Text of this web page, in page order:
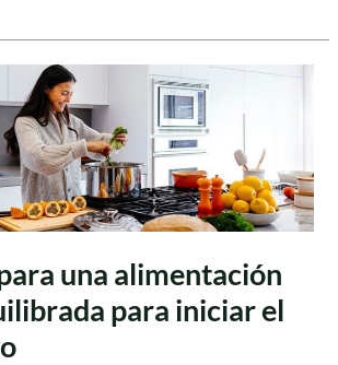
una alimentación
para iniciar el